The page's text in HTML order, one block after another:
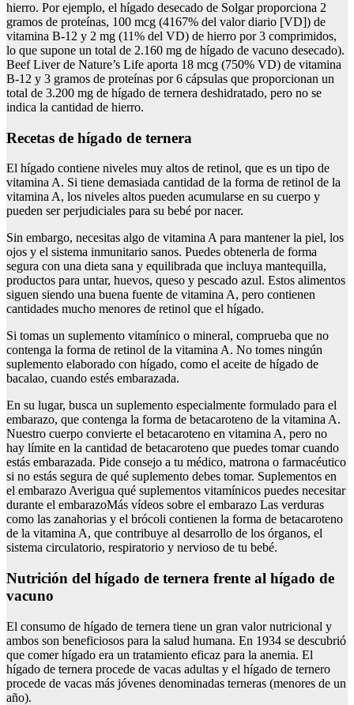
hierro. Por ejemplo, el hígado desecado de Solgar proporciona 2
gramos de proteínas, 100 mcg (4167% del valor diario [VD]) de
vitamina B-12 y 2 mg (11% del VD) de hierro por 3 comprimidos,
lo que supone un total de 2.160 mg de hígado de vacuno desecado).
Beef Liver de Nature’s Life aporta 18 mcg (750% VD) de vitamina
B-12 y 3 gramos de proteínas por 6 cápsulas que proporcionan un
total de 3.200 mg de hígado de ternera deshidratado, pero no se
indica la cantidad de hierro.
Recetas de hígado de ternera
El hígado contiene niveles muy altos de retinol, que es un tipo de
vitamina A. Si tiene demasiada cantidad de la forma de retinol de la
vitamina A, los niveles altos pueden acumularse en su cuerpo y
pueden ser perjudiciales para su bebé por nacer.
Sin embargo, necesitas algo de vitamina A para mantener la piel, los
ojos y el sistema inmunitario sanos. Puedes obtenerla de forma
segura con una dieta sana y equilibrada que incluya mantequilla,
productos para untar, huevos, queso y pescado azul. Estos alimentos
siguen siendo una buena fuente de vitamina A, pero contienen
cantidades mucho menores de retinol que el hígado.
Si tomas un suplemento vitamínico o mineral, comprueba que no
contenga la forma de retinol de la vitamina A. No tomes ningún
suplemento elaborado con hígado, como el aceite de hígado de
bacalao, cuando estés embarazada.
En su lugar, busca un suplemento especialmente formulado para el
embarazo, que contenga la forma de betacaroteno de la vitamina A.
Nuestro cuerpo convierte el betacaroteno en vitamina A, pero no
hay límite en la cantidad de betacaroteno que puedes tomar cuando
estás embarazada. Pide consejo a tu médico, matrona o farmacéutico
si no estás segura de qué suplemento debes tomar. Suplementos en
el embarazo Averigua qué suplementos vitamínicos puedes necesitar
durante el embarazoMás vídeos sobre el embarazo Las verduras
como las zanahorias y el brócoli contienen la forma de betacaroteno
de la vitamina A, que contribuye al desarrollo de los órganos, el
sistema circulatorio, respiratorio y nervioso de tu bebé.
Nutrición del hígado de ternera frente al hígado de
vacuno
El consumo de hígado de ternera tiene un gran valor nutricional y
ambos son beneficiosos para la salud humana. En 1934 se descubrió
que comer hígado era un tratamiento eficaz para la anemia. El
hígado de ternera procede de vacas adultas y el hígado de ternero
procede de vacas más jóvenes denominadas terneras (menores de un
año).